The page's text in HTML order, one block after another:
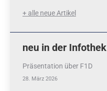
+ alle neue Artikel
neu in der Infothek
Präsentation über F1D
28. März 2026